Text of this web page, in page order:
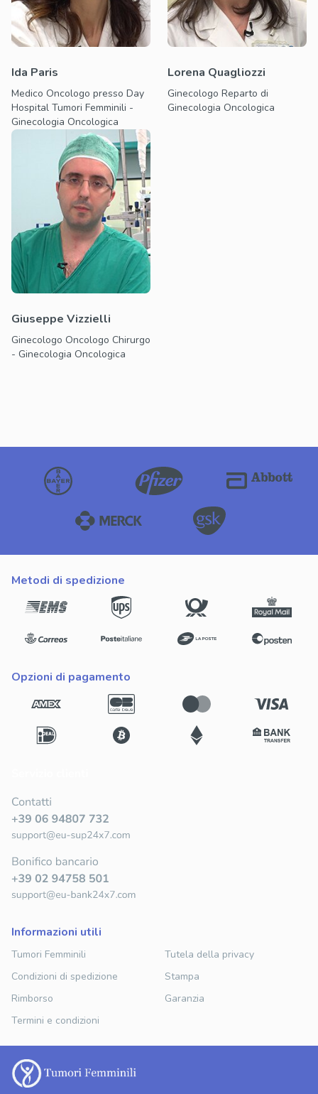
Ida Paris
Medico Oncologo presso Day
Hospital Tumori Femminili -
Ginecologia Oncologica
Lorena Quagliozzi
Ginecologo Reparto di
Ginecologia Oncologica
Giuseppe Vizzielli
Ginecologo Oncologo Chirurgo
- Ginecologia Oncologica
metodi di spedizione
opzioni di pagamento
informazioni utili
Tumori Femminili
Condizioni di spedizione
Rimborso
Termini e condizioni
Tutela della privacy
Stampa
Garanzia